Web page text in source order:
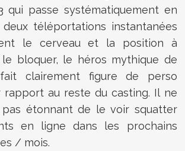
qui passe systématiquement en
téléportations instantanées
le cerveau et la position à
bloquer, le héros mythique de
clairement figure de perso
rapport au reste du casting. Il ne
pas étonnant de le voir squatter
en ligne dans les prochains
/ mois.